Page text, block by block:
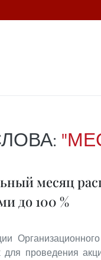
месяц
до 100 %
для проведения